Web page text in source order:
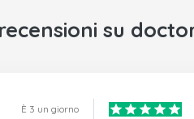
su
È 3 un giorno